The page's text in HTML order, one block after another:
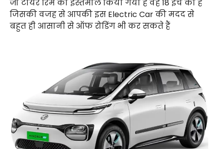
जो टायर रिम का इस्तेमाल किया गया है वह 18 इंच का है
जिसकी वजह से आपकी इस Electric Car की मदद से
बहुत ही आसानी से ऑफ रोडिंग भी कर सकते हैं